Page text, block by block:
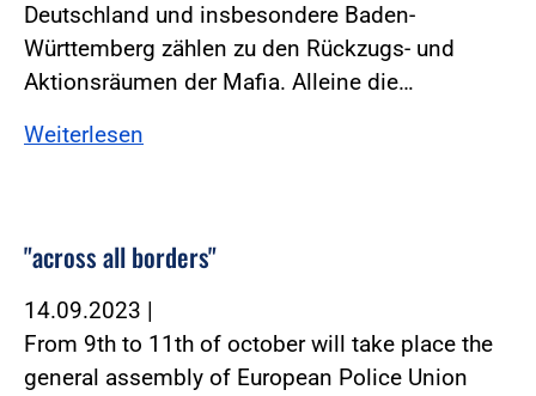
Deutschland und insbesondere Baden-
Württemberg zählen zu den Rückzugs- und
Aktionsräumen der Mafia. Alleine die…
Weiterlesen
"across all borders"
14.09.2023 |
From 9th to 11th of october will take place the
general assembly of European Police Union